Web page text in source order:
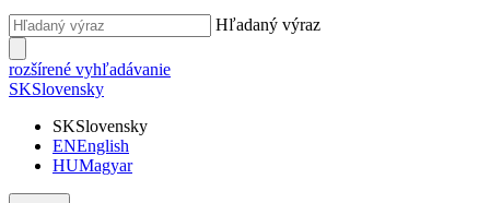
Hľadaný výraz
rozšírené vyhľadávanie
SKSlovensky
SKSlovensky
ENEnglish
HUMagyar